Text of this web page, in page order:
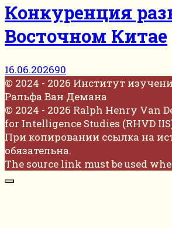
Конкуренция
Восточном Китае
16.06.202690
© 2024 - 2026 Институт
Ральфа Ван Демана
© 2024 - 2026 Ralph Henry Van
for Intelligence Studies (RHVD
При копировании ссылка на
обязательна.
The source link must be used